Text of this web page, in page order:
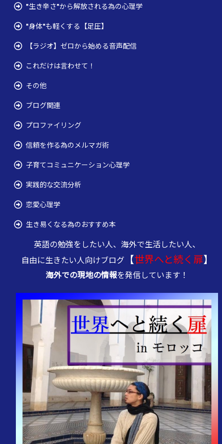
"生き辛さ"から解放される為の心理学
"身体"も軽くする【足圧】
【ラジオ】ゼロから始める音声配信
これだけは言わせて！
その他
ブログ関連
プロファイリング
信頼を作る為のメルマガ術
子育てコミュニケーション心理学
実践的な交流分析
恋愛心理学
生き易くなる為のおすすめ本
英語の勉強をしたい人、海外で生活したい人、
自由に生きたい人向けブログ【世界へと続く扉】
海外での現地の情報を発信しています！